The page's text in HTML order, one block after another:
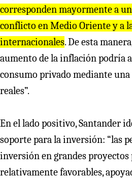
corresponden mayormente a
conflicto en Medio Oriente y a
internacionales. De esta
aumento de la inflación podría
consumo privado mediante
reales”.
En el lado positivo, Santander
soporte para la inversión: “las
inversión en grandes proyectos
relativamente favorables,